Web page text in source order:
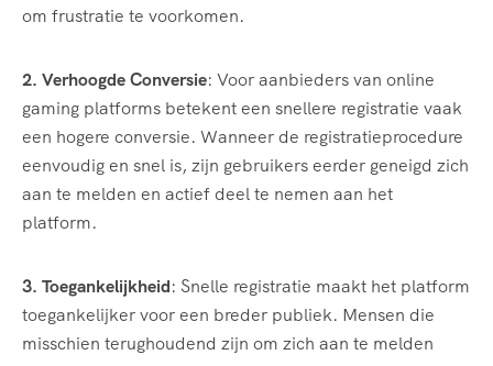
om frustratie te voorkomen.
2. Verhoogde Conversie: Voor aanbieders van online
gaming platforms betekent een snellere registratie vaak
een hogere conversie. Wanneer de registratieprocedure
eenvoudig en snel is, zijn gebruikers eerder geneigd zich
aan te melden en actief deel te nemen aan het
platform.
3. Toegankelijkheid: Snelle registratie maakt het platform
toegankelijker voor een breder publiek. Mensen die
misschien terughoudend zijn om zich aan te melden